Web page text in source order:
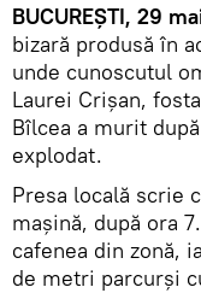
BUCUREȘTI, 29
bizară produsă în
unde cunoscutul
Laurei Crișan,
Bîlcea a murit
explodat.
Presa locală scrie
mașină, după ora
cafenea din zonă,
de metri parcurși